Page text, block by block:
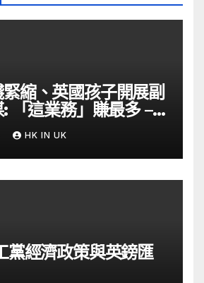
縮、英國孩子開展副
「這業務」賺最多 –
HK IN UK
黨經濟政策與英鎊匯